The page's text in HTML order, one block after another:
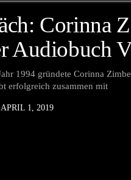
Corinna
Audiobuch
1994 gründete Corinna
erfolgreich zusammen mit
APRIL 1, 2019